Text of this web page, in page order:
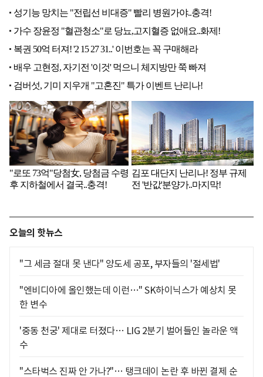
오늘의 핫뉴스
"그 세금 절대 못 낸다" 양도세 공포, 부자들의 '절세법'
"엔비디아에 올인했는데 이런…" SK하이닉스가 예상치 못
한 변수
'중동 천궁' 제대로 터졌다… LIG 2분기 벌어들인 놀라운 액
수
"스타벅스 진짜 안 가나?"… 탱크데이 논란 후 바뀐 결제 순